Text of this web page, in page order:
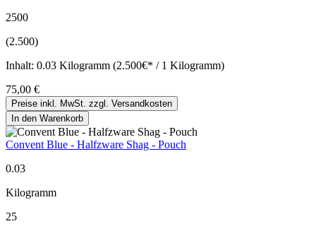
2500
(2.500)
Inhalt: 0.03 Kilogramm (2.500€* / 1 Kilogramm)
75,00 €
Preise inkl. MwSt. zzgl. Versandkosten
In den Warenkorb
Convent Blue - Halfzware Shag - Pouch
0.03
Kilogramm
25